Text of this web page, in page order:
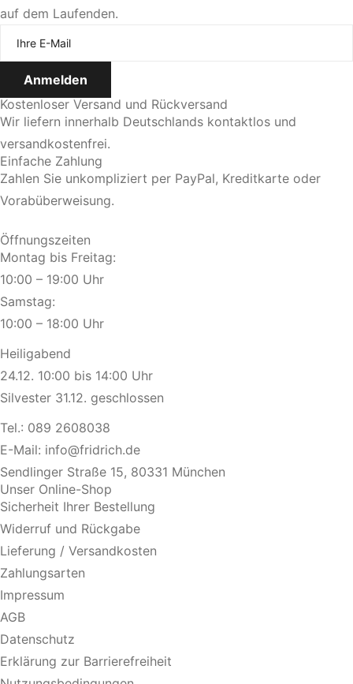
auf dem Laufenden.
Kostenloser Versand und Rückversand
Wir liefern innerhalb Deutschlands kontaktlos und
versandkostenfrei.
Einfache Zahlung
Zahlen Sie unkompliziert per PayPal, Kreditkarte oder
Vorabüberweisung.
Öffnungszeiten
Montag bis Freitag:
10:00 – 19:00 Uhr
Samstag:
10:00 – 18:00 Uhr
Heiligabend
24.12. 10:00 bis 14:00 Uhr
Silvester 31.12. geschlossen
Tel.: 089 2608038
E-Mail: info@fridrich.de
Sendlinger Straße 15, 80331 München
Unser Online-Shop
Sicherheit Ihrer Bestellung
Widerruf und Rückgabe
Lieferung / Versandkosten
Zahlungsarten
Impressum
AGB
Datenschutz
Erklärung zur Barrierefreiheit